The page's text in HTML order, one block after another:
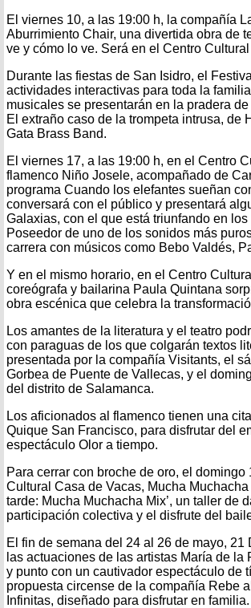
El viernes 10, a las 19:00 h, la compañía
Aburrimiento Chair, una divertida obra de
ve y cómo lo ve. Será en el Centro
Durante las fiestas de San Isidro, el
actividades interactivas para toda la
musicales se presentarán en la pradera
El extraño caso de la trompeta intrusa,
Gata Brass Band.
El viernes 17, a las 19:00 h, en el Centro
flamenco Niño Josele, acompañado de
programa Cuando los elefantes sueñan
conversará con el público y presentará
Galaxias, con el que está triunfando en
Poseedor de uno de los sonidos más
carrera con músicos como Bebo Valdés,
Y en el mismo horario, en el Centro
coreógrafa y bailarina Paula Quintana
obra escénica que celebra la
Los amantes de la literatura y el teatro
con paraguas de los que colgarán textos
presentada por la compañía Visitants, el
Gorbea de Puente de Vallecas, y el
del distrito de Salamanca.
Los aficionados al flamenco tienen una
Quique San Francisco, para disfrutar del
espectáculo Olor a tiempo.
Para cerrar con broche de oro, el
Cultural Casa de Vacas, Mucha
tarde: Mucha Muchacha Mix’, un taller de
participación colectiva y el disfrute del
El fin de semana del 24 al 26 de mayo,
las actuaciones de las artistas María de
y punto con un cautivador espectáculo de
propuesta circense de la compañía Rebe
Infinitas, diseñado para disfrutar en familia.